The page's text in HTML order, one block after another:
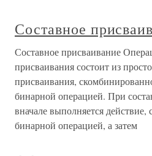
Составное
Составное присваивание
присваивания состоит из
присваивания,
бинарной операцией. При
вначале выполняется
бинарной операцией, а затем